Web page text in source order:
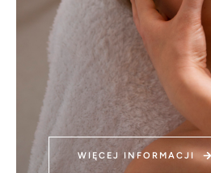
WIĘCEJ INFORMACJI